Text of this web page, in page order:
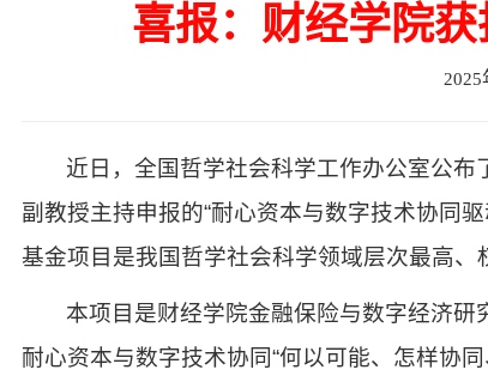
喜报：财经学院
近日，全国哲学社会科学工作办公室公
副教授主持申报的“耐心资本与数字技术协同
基金项目是我国哲学社会科学领域层次最高、
本项目是财经学院金融保险与数字经济
耐心资本与数字技术协同“何以可能、怎样协